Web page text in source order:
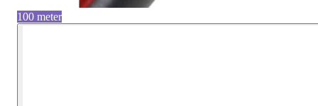
100 meter